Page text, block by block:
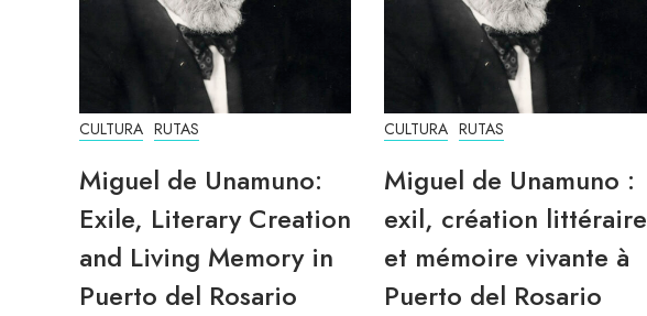
CULTURA RUTAS
Miguel de Unamuno:
Exile, Literary Creation
and Living Memory in
Puerto del Rosario
CULTURA RUTAS
Miguel de Unamuno :
exil, création littéraire
et mémoire vivante à
Puerto del Rosario